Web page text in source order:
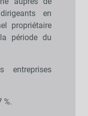
en
propriétaire
période du
entreprises
%.